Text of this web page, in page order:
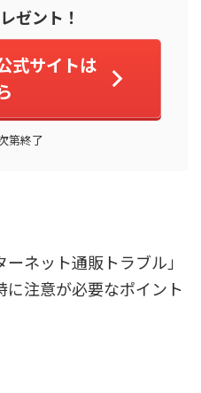
ゼント！
式サイトは
第終了
ネット通販トラブル」
注意が必要なポイント